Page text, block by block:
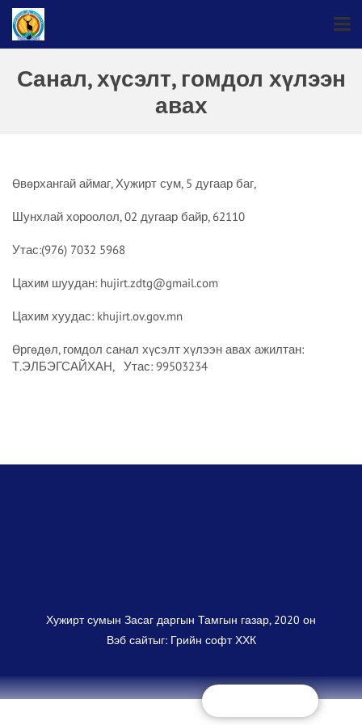
Санал, хүсэлт, гомдол хүлээн
авах
Өвөрхангай аймаг, Хужирт сум, 5 дугаар баг,
Шунхлай хороолол, 02 дугаар байр, 62110
Утас:(976) 7032 5968
Цахим шуудан: hujirt.zdtg@gmail.com
Цахим хуудас: khujirt.ov.gov.mn
Өргөдөл, гомдол санал хүсэлт хүлээн авах ажилтан:
Т.ЭЛБЭГСАЙХАН, Утас: 99503234
Хужирт сумын Засаг даргын Тамгын газар, 2020 он
Вэб сайтыг: Грийн софт ХХК